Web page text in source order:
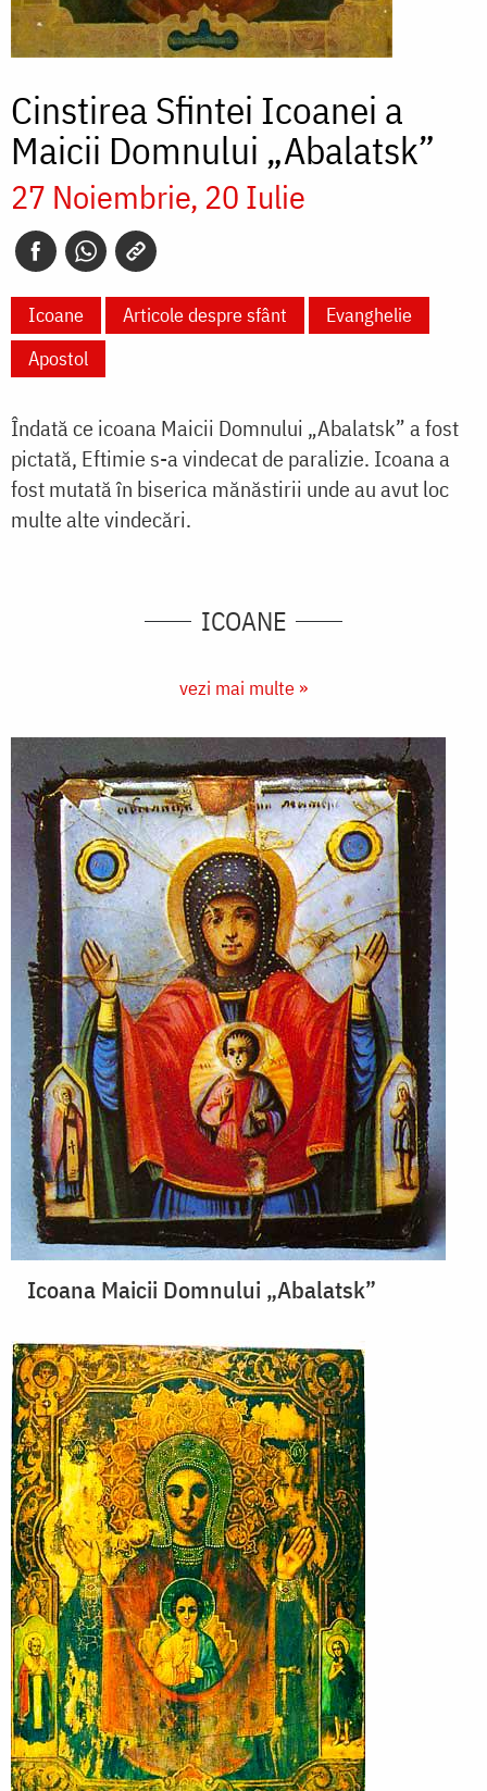
Cinstirea Sfintei Icoanei a
Maicii Domnului „Abalatsk”
27 Noiembrie 20 Iulie
Icoane Articole despre sfânt
Evanghelie
Apostol
Îndată ce icoana Maicii Domnului „Abalatsk” a fost
pictată, Eftimie s-a vindecat de paralizie. Icoana a
fost mutată în biserica mănăstirii unde au avut loc
multe alte vindecări.
ICOANE
vezi mai multe »
Icoana Maicii Domnului „Abalatsk”